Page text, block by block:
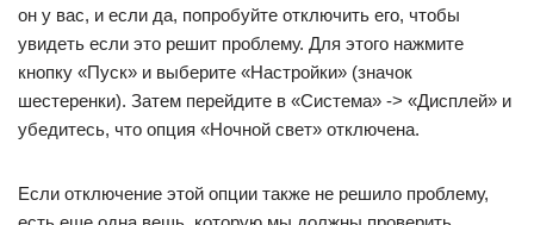
он у вас, и если да, попробуйте отключить его, чтобы
увидеть если это решит проблему. Для этого нажмите
кнопку «Пуск» и выберите «Настройки» (значок
шестеренки). Затем перейдите в «Система» -> «Дисплей» и
убедитесь, что опция «Ночной свет» отключена.
Если отключение этой опции также не решило проблему,